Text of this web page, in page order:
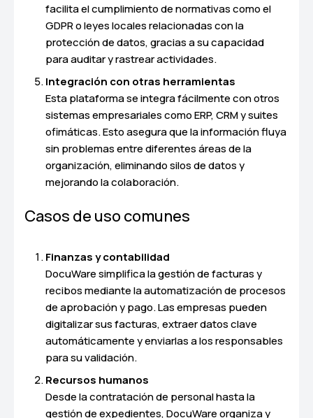
facilita el cumplimiento de normativas como el
GDPR o leyes locales relacionadas con la
protección de datos, gracias a su capacidad
para auditar y rastrear actividades.
Integración con otras herramientas
Esta plataforma se integra fácilmente con otros
sistemas empresariales como ERP, CRM y suites
ofimáticas. Esto asegura que la información fluya
sin problemas entre diferentes áreas de la
organización, eliminando silos de datos y
mejorando la colaboración.
Casos de uso comunes
Finanzas y contabilidad
DocuWare simplifica la gestión de facturas y
recibos mediante la automatización de procesos
de aprobación y pago. Las empresas pueden
digitalizar sus facturas, extraer datos clave
automáticamente y enviarlas a los responsables
para su validación.
Recursos humanos
Desde la contratación de personal hasta la
gestión de expedientes, DocuWare organiza y